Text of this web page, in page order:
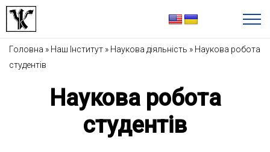
Головна » Наш Інститут » Наукова діяльність » Наукова робота
студентів
Наукова робота
студентів